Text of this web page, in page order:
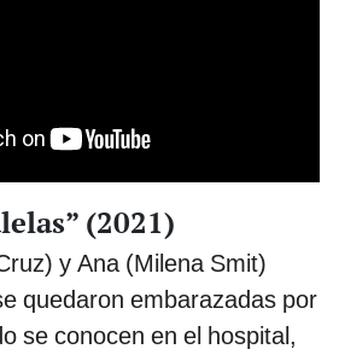
(2021)
y Ana (Milena Smit)
quedaron embarazadas por
se conocen en el hospital,